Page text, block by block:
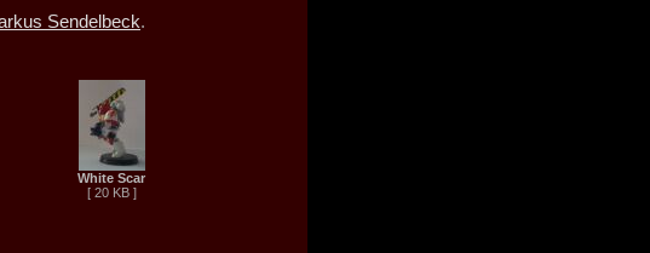
Sendelbeck.
White Scar
[ 20 KB ]